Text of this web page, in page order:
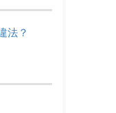
法？